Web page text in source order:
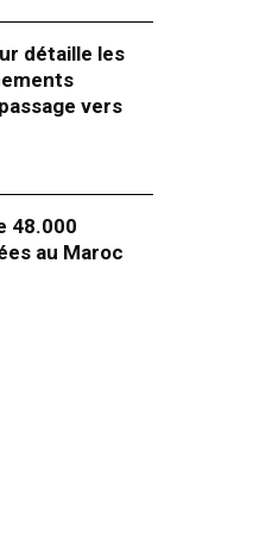
détaille les
vers
48.000
au Maroc